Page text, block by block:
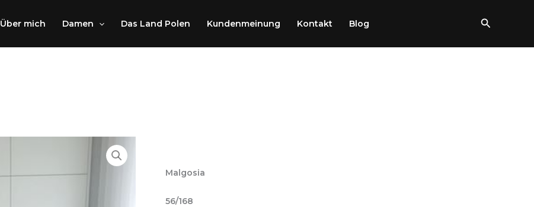
Über mich Damen Das Land Polen Kundenmeinung Kontakt Blog Szukaj
Malgosia
56/168